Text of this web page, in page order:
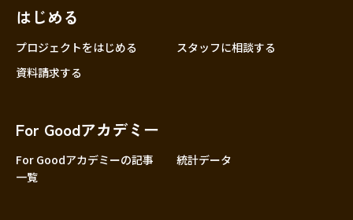
はじめる
プロジェクトをはじめる
スタッフに相談する
資料請求する
For Goodアカデミー
For Goodアカデミーの記事
一覧
統計データ